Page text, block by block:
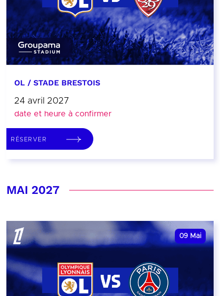
OL / STADE BRESTOIS
24 avril 2027
date et heure à confirmer
RÉSERVER
MAI 2027
09 Mai